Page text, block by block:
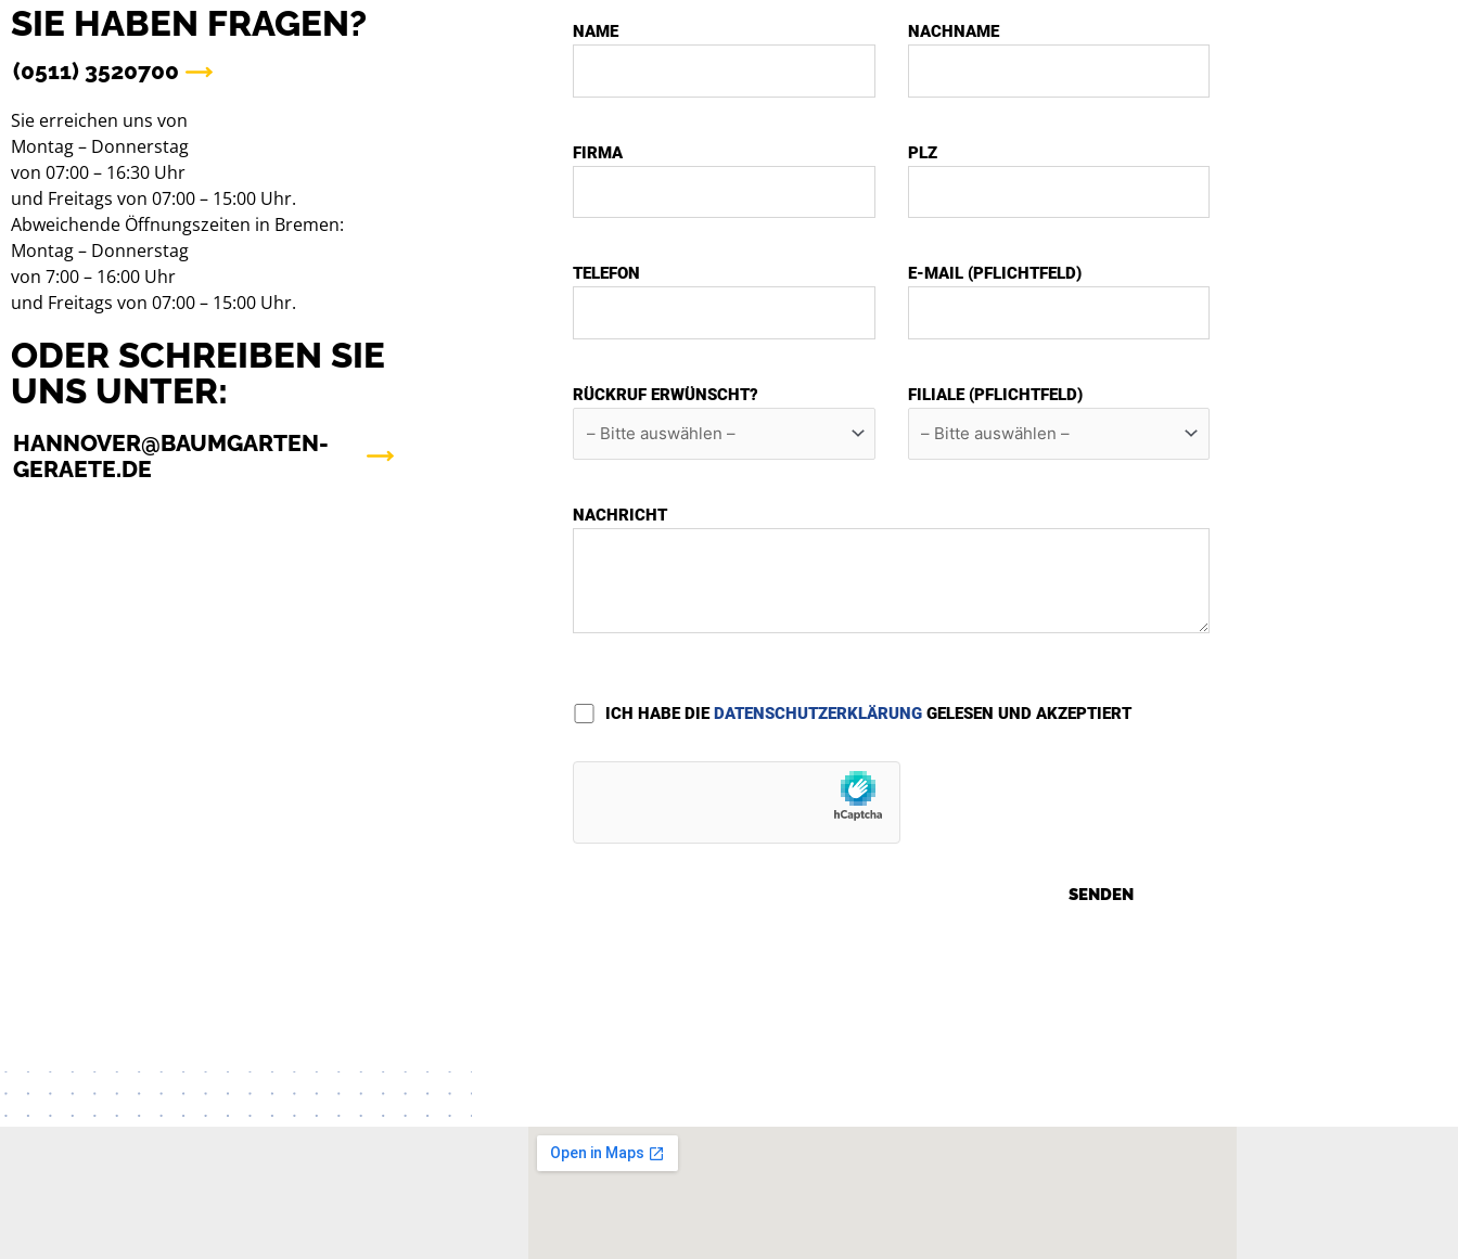
SIE HABEN FRAGEN?
(0511) 3520700
Sie erreichen uns von
Montag – Donnerstag
von 07:00 – 16:30 Uhr
und Freitags von 07:00 – 15:00 Uhr.
Abweichende Öffnungszeiten in Bremen:
Montag – Donnerstag
von 7:00 – 16:00 Uhr
und Freitags von 07:00 – 15:00 Uhr.
ODER SCHREIBEN SIE
UNS UNTER:
HANNOVER@BAUMGARTEN-
GERAETE.DE
NAME NACHNAME
FIRMA PLZ
TELEFON E-MAIL (PFLICHTFELD)
RÜCKRUF ERWÜNSCHT? FILIALE (PFLICHTFELD)
NACHRICHT
ICH HABE DIE DATENSCHUTZERKLÄRUNGGELESEN UND AKZEPTIERT